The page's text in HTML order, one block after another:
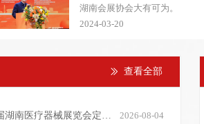
湖南会展协会大有可为。
2024-03-20
ꅀ 查看全部
2026-08-04
官宣 | 2027第35届湖南医疗器械展览会定档3月26-28日